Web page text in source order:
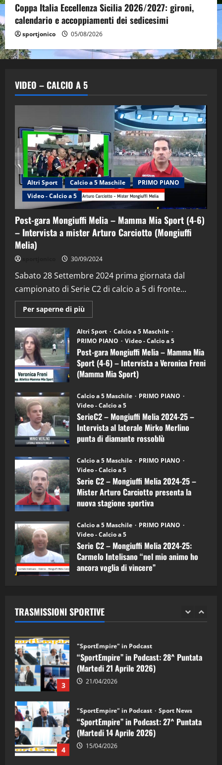
Coppa Italia Eccellenza Sicilia 2026/2027: gironi,
calendario e accoppiamenti dei sedicesimi
sportjonico 05/08/2026
VIDEO – CALCIO A 5
Altri Sport Calcio a 5 Maschile
PRIMO PIANO
Video - Calcio a 5
Post-gara Mongiuffi Melia – Mamma Mia Sport (4-6)
– Intervista a mister Arturo Carciotto (Mongiuffi
Melia)
30/09/2024
Sabato 28 Settembre 2024 prima giornata dal
campionato di Serie C2 di calcio a 5 di fronte...
Per saperne di più
informazioni
Post-
gara
Mongiuffi
Melia
–
Mamma
Mia
Sport
6)
–
Intervista
a
mister
Arturo
Carciotto
(Mongiuffi
Altri Sport
Calcio a 5 Maschile
PRIMO PIANO
Video - Calcio a 5
Post-gara Mongiuffi Melia – Mamma Mia
Sport (4-6) – Intervista a Veronica Freni
(Mamma Mia Sport)
Calcio a 5 Maschile
PRIMO PIANO
Video - Calcio a 5
SerieC2 – Mongiuffi Melia 2024-25 –
Intervista al laterale Mirko Merlino
punta di diamante rossoblù
Calcio a 5 Maschile
PRIMO PIANO
Video - Calcio a 5
Serie C2 – Mongiuffi Melia 2024-25 –
Mister Arturo Carciotto presenta la
nuova stagione sportiva
Calcio a 5 Maschile
PRIMO PIANO
Video - Calcio a 5
Serie C2 – Mongiuffi Melia 2024-25:
Carmelo Intelisano “nel mio animo ho
ancora voglia di vincere”
TRASMISSIONI SPORTIVE
2
“SportEmpire” in Podcast: 29^ Puntata
(Martedi 28 Aprile 2026)
28/04/2026
3
"SportEmpire" in Podcast
“SportEmpire” in Podcast: 28^ Puntata
(Martedi 21 Aprile 2026)
21/04/2026
4
“SportEmpire” in Podcast: 27^ Puntata
(Martedi 14 Aprile 2026)
15/04/2026
5
“SportEmpire” in Podcast: 26^ Puntata
(Martedi 07 Aprile 2026)
08/04/2026
1
“SportEmpire” in Podcast: 30^ Puntata
(Martedi 05 Maggio 2026)
08/05/2026
2 28/04/2026
3
“SportEmpire” in Podcast: 28^ Puntata
(Martedi 21 Aprile 2026)
4
“SportEmpire” in Podcast: 27^ Puntata
(Martedi 14 Aprile 2026)